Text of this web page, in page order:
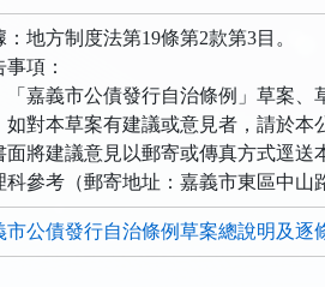
：地方制度法第19條第2款第3目。
事項：
「嘉義市公債發行自治條例」草案、
如對本草案有建議或意見者，請於本
面將建議意見以郵寄或傳真方式逕送
科參考（郵寄地址：嘉義市東區中山
市公債發行自治條例草案總說明及逐